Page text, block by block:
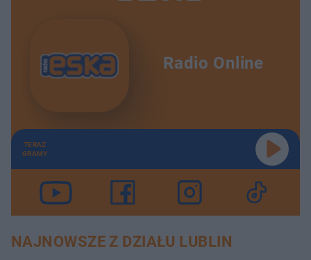
Radio Online
TERAZ
GRAMY
NAJNOWSZE Z DZIAŁU LUBLIN